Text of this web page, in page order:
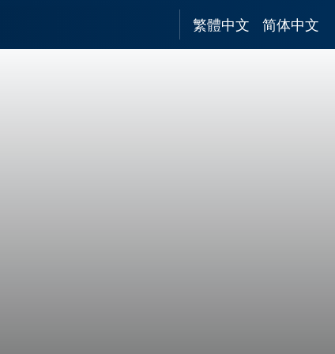
繁體中文 简体中文